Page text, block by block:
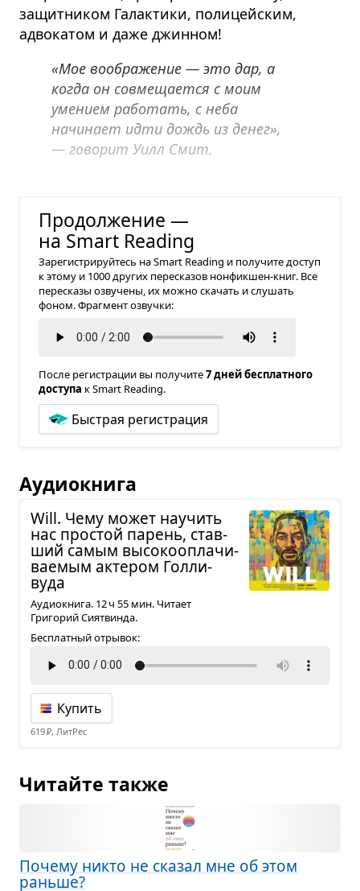
защитником Галактики, полицейским,
адвокатом и даже джинном!
«Мое воображение — это дар, а
когда он совмещается с моим
умением работать, с неба
начинает идти дождь из денег»,
— говорит Уилл Смит.
Продолжение —
на Smart Reading
Зарегистрируйтесь на Smart Reading и получите доступ
к этому и 1000 других пересказов нонфикшен-книг. Все
пересказы озвучены, их можно скачать и слушать
фоном. Фрагмент озвучки:
После регистрации вы получите7 дней бесплатного
доступа к Smart Reading.
Быстрая регистрация
Аудиокнига
Will. Чему может научить
нас про­стой парень, став­
ший самым высо­ко­опла­чи­
ва­е­мым акте­ром Гол­ли­
вуда
Аудиокнига. 12 ч 55 мин. Читает
Григорий Сиятвинда.
Бесплатный отрывок:
Купить
619 ₽, ЛитРес
Читайте также
Почему никто не ска­зал мне об этом
раньше?